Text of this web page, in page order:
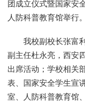
团成立仪式暨国家安
人防科普教育馆举行。
我校副校长张富
副主任杜永亮，西安
出席活动；学校相关
表、国家安全学生宣
室、人防科普教育馆